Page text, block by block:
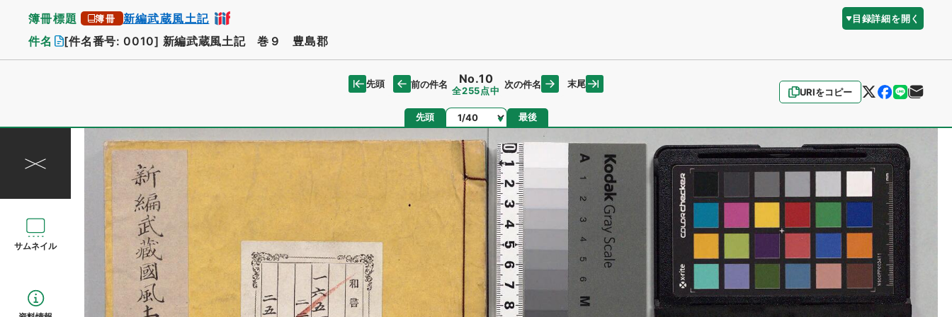
簿冊標題 簿冊 新編武蔵風土記 目録詳細を開く
件名 [件名番号: 0010] 新編武蔵風土記 巻９ 豊島郡
URIをコピー
先頭 前の件名 No.10
全255点中
次の件名 末尾
先頭 ページ 最後
サムネイル